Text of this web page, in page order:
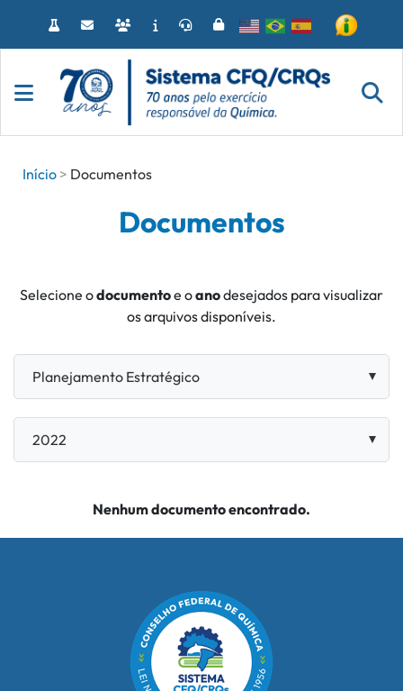
o
Início
Documentos
Documentos
Selecione odocumentoe oanodesejados para visualizar
os arquivos disponíveis.
Nenhum documento encontrado.